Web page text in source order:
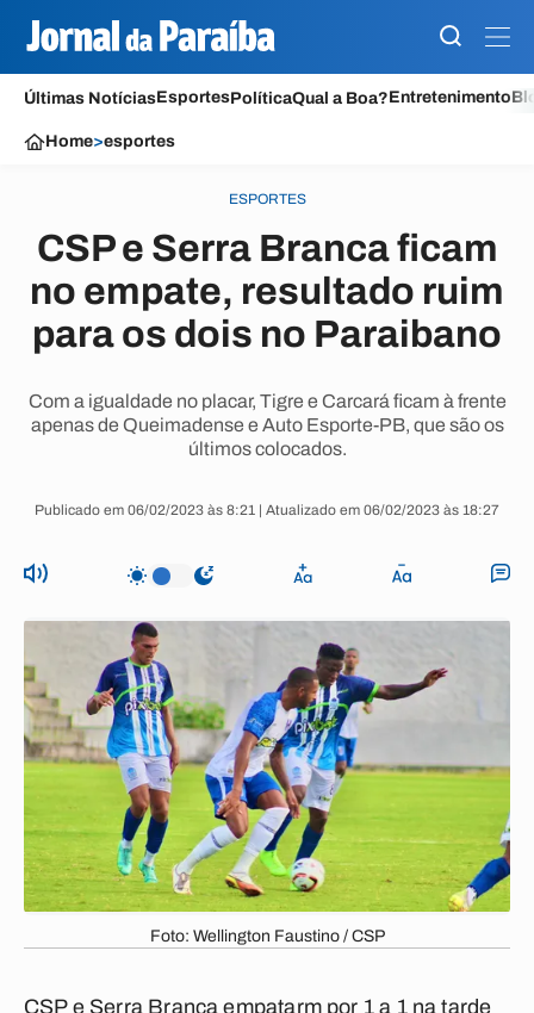
Últimas NotíciasEsportesPolíticaQual a Boa?Entretenimento
Home>esportes
ESPORTES
CSP e Serra Branca ficam
no empate, resultado ruim
para os dois no Paraibano
Com a igualdade no placar, Tigre e Carcará ficam à frente
apenas de Queimadense e Auto Esporte-PB, que são os
últimos colocados.
Publicado em 06/02/2023 às 8:21 | Atualizado em 06/02/2023 às 18:27
Foto: Wellington Faustino / CSP
CSPe Serra Branca empatarm por 1 a 1 na tarde